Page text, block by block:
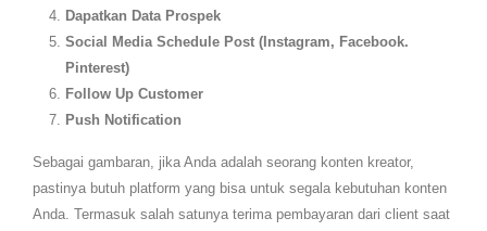
Dapatkan Data Prospek
Social Media Schedule Post​ (Instagram, Facebook.
Pinterest)
Follow Up Customer
Push Notification​
Sebagai gambaran, jika Anda adalah seorang konten kreator,
pastinya butuh platform yang bisa untuk segala kebutuhan konten
Anda. Termasuk salah satunya terima pembayaran dari client saat